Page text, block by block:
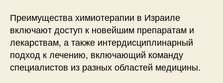
Преимущества химиотерапии в Израиле
включают доступ к новейшим препаратам и
лекарствам, а также интердисциплинарный
подход к лечению, включающий команду
специалистов из разных областей медицины.